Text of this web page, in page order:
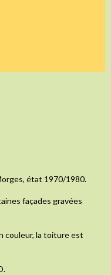
état 1970/1980.
façades gravées
couleur, la toiture est